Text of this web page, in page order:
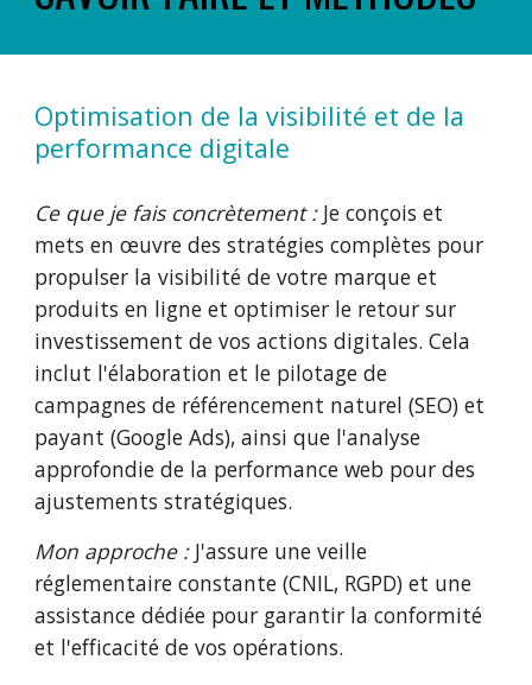
Optimisation de la visibilité et de la
performance digitale
Ce que je fais concrètement :Je conçois et
mets en œuvre des stratégies complètes pour
propulser la visibilité de votre marque et
produits en ligne et optimiser le retour sur
investissement de vos actions digitales. Cela
inclut l'élaboration et le pilotage de
campagnes de référencement naturel (SEO) et
payant (Google Ads), ainsi que l'analyse
approfondie de la performance web pour des
ajustements stratégiques.
Mon approche :J'assure une veille
réglementaire constante (CNIL, RGPD) et une
assistance dédiée pour garantir la conformité
et l'efficacité de vos opérations.